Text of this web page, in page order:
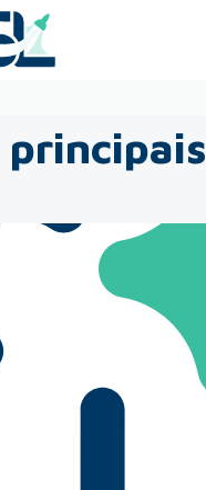
principais